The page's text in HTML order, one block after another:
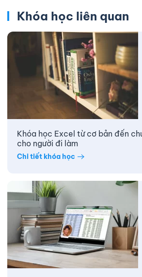
Khóa học liên quan
Khóa học Excel từ cơ bản đến
cho người đi làm
Chi tiết khóa học